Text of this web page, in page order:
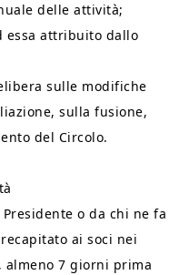
delle attività;
essa attribuito dallo
sulle modifiche
sulla fusione,
del Circolo.
Presidente o da chi ne fa
ai soci nei
7 giorni prima